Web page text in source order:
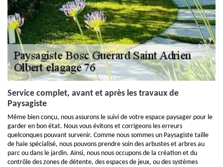
Service complet, avant et après les travaux de
Paysagiste
Même bien conçu, nous assurons le suivi de votre espace paysager pour le
garder en bon état. Nous vous évitons et corrigeons les erreurs
quelconques pouvant survenir. Comme nous sommes un Paysagiste taille
de haie spécialisé, nous pouvons prendre soin des arbustes et arbres au
parc ou dans le jardin. Ainsi, nous nous occupons de la création et du
contrôle des zones de détente, des espaces de jeux, ou des systèmes